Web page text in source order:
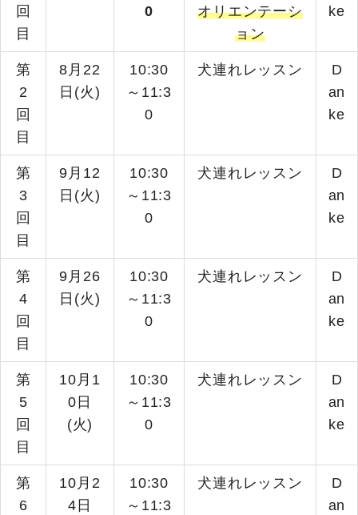
回
目
0
オリエンテーシ
ョン
ke
第
2
回
目
8月22
日(火)
10:30
～11:3
0
犬連れレッスン
D
an
ke
第
3
回
目
9月12
日(火)
10:30
～11:3
0
犬連れレッスン
D
an
ke
第
4
回
目
9月26
日(火)
10:30
～11:3
0
犬連れレッスン
D
an
ke
第
5
回
目
10月1
0日
(火)
10:30
～11:3
0
犬連れレッスン
D
an
ke
第
6
10月2
4日
10:30
～11:3
犬連れレッスン
D
an